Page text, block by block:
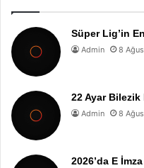
Süper Lig’in
Admin 8
22 Ayar Bilezik
Admin 8
2026’da E